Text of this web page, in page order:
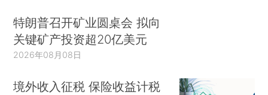
特朗普召开矿业圆桌会 拟向
关键矿产投资超20亿美元
2026年08月08日
境外收入征税 保险收益计税